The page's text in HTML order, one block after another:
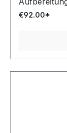
digitale Datei
€92.00*